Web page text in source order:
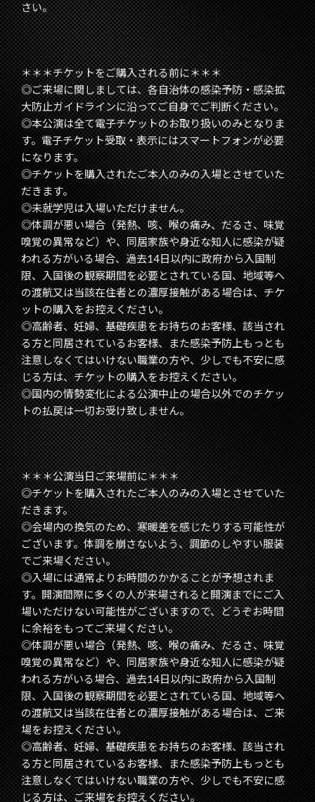
さい。
＊＊＊チケットをご購入される前に＊＊＊
◎ご来場に関しましては、各自治体の感染予防・感染拡
大防止ガイドラインに沿ってご自身でご判断ください。
◎本公演は全て電子チケットのお取り扱いのみとなりま
す。電子チケット受取・表示にはスマートフォンが必要
になります。
◎チケットを購入されたご本人のみの入場とさせていた
だきます。
◎未就学児は入場いただけません。
◎体調が悪い場合（発熱、咳、喉の痛み、だるさ、味覚
嗅覚の異常など）や、同居家族や身近な知人に感染が疑
われる方がいる場合、過去14日以内に政府から入国制
限、入国後の観察期間を必要とされている国、地域等へ
の渡航又は当該在住者との濃厚接触がある場合は、チケ
ットの購入をお控えください。
◎高齢者、妊婦、基礎疾患をお持ちのお客様、該当され
る方と同居されているお客様、また感染予防上もっとも
注意しなくてはいけない職業の方や、少しでも不安に感
じる方は、チケットの購入をお控えください。
◎国内の情勢変化による公演中止の場合以外でのチケッ
トの払戻は一切お受け致しません。
＊＊＊公演当日ご来場前に＊＊＊
◎チケットを購入されたご本人のみの入場とさせていた
だきます。
◎会場内の換気のため、寒暖差を感じたりする可能性が
ございます。体調を崩さないよう、調節のしやすい服装
でご来場ください。
◎入場には通常よりお時間のかかることが予想されま
す。開演間際に多くの人が来場されると開演までにご入
場いただけない可能性がございますので、どうぞお時間
に余裕をもってご来場ください。
◎体調が悪い場合（発熱、咳、喉の痛み、だるさ、味覚
嗅覚の異常など）や、同居家族や身近な知人に感染が疑
われる方がいる場合、過去14日以内に政府から入国制
限、入国後の観察期間を必要とされている国、地域等へ
の渡航又は当該在住者との濃厚接触がある場合は、ご来
場をお控えください。
◎高齢者、妊婦、基礎疾患をお持ちのお客様、該当され
る方と同居されているお客様、また感染予防上もっとも
注意しなくてはいけない職業の方や、少しでも不安に感
じる方は、ご来場をお控えください。